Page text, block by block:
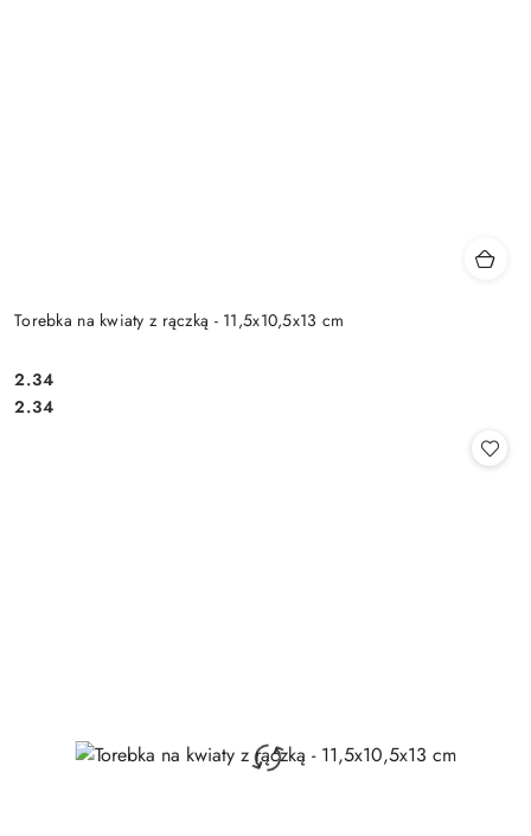
Torebka na kwiaty z rączką - 11,5x10,5x13 cm
Cena:
2.34
Cena:
2.34